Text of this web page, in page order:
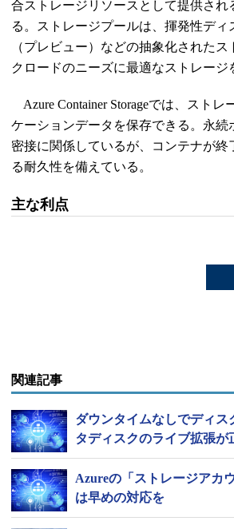
合ストレージリソースとして提供さ
る。ストレージプールは、揮発性ディ
（プレビュー）などの抽象化された
クロードのニーズに最適なストレージ
Azure Container Storageでは、スト
ケーションデータを保存できる。永
密接に関係しているが、コンテナが
る耐久性を備えている。
主な利点
関連記事
ダウンタイムなしでディ
タディスクのライブ拡張が
Azureの「ストレージアカ
は早めの対応を